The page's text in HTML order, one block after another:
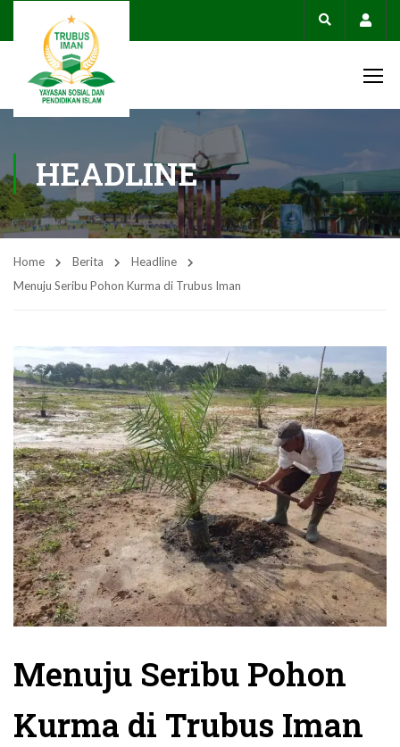
HEADLINE
Home Berita
Headline
Menuju Seribu Pohon Kurma di Trubus Iman
Menuju Seribu Pohon
Kurma di Trubus Iman